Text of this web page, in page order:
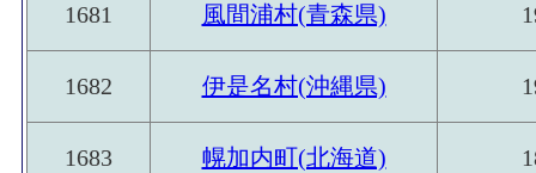
1681 風間浦村(青森県)
1682 伊是名村(沖縄県)
1683 幌加内町(北海道)